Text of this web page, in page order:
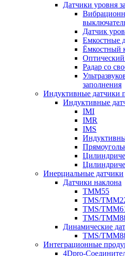
Датчики уровня
Датчик
Емкостные
Ёмкостный
Радар со
заполнения
Индуктивные датчики
Индуктивные
IMI
IMR
IMS
Инерциальные датчики
Датчики наклона
TMM55
TMS/
TMS/
TMS/
Динамические
TMS/
Интеграционные
4Dpro-